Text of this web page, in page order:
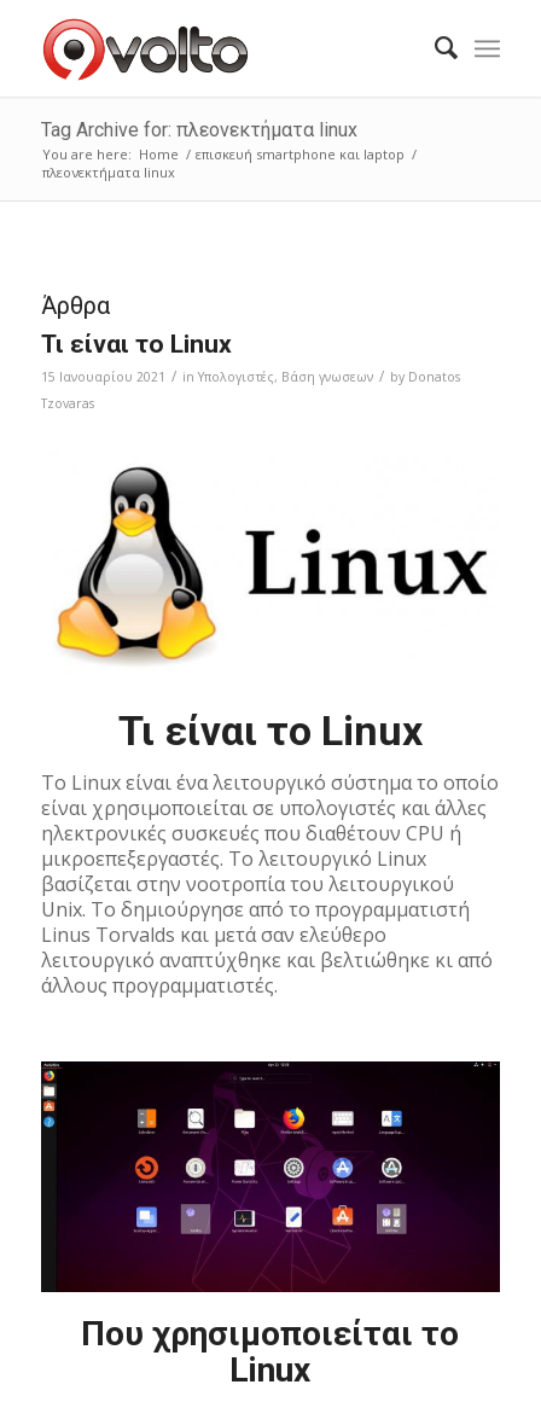
Tag Archive for: πλεονεκτήματα linux
You are here: Home / επισκευή smartphone και laptop /
πλεονεκτήματα linux
Άρθρα
Τι είναι το Linux
15 Ιανουαρίου 2021 / in Υπολογιστές, Bάση γνωσεων / by Donatos
Tzovaras
Τι είναι το Linux
Το Linux είναι ένα λειτουργικό σύστημα το οποίο
είναι χρησιμοποιείται σε υπολογιστές και άλλες
ηλεκτρονικές συσκευές που διαθέτουν CPU ή
μικροεπεξεργαστές. Το λειτουργικό Linux
βασίζεται στην νοοτροπία του λειτουργικού
Unix. Το δημιούργησε από το προγραμματιστή
Linus Torvalds και μετά σαν ελεύθερο
λειτουργικό αναπτύχθηκε και βελτιώθηκε κι από
άλλους προγραμματιστές.
Που χρησιμοποιείται το
Linux